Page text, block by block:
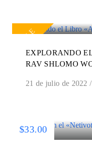
SALE
EXPLORANDO
RAV SHLOMO
21 de julio de 2022 /
$33.00